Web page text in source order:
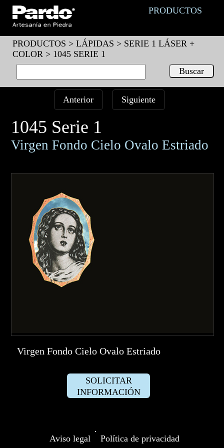
PRODUCTOS
PRODUCTOS > LÁPIDAS > SERIE 1 LÁSER +
COLOR> 1045 SERIE 1
Anterior Siguiente
1045 Serie 1
Virgen Fondo Cielo Ovalo Estriado
Virgen Fondo Cielo Ovalo Estriado
SOLICITAR
INFORMACIÓN
Aviso legal
·
Política de privacidad